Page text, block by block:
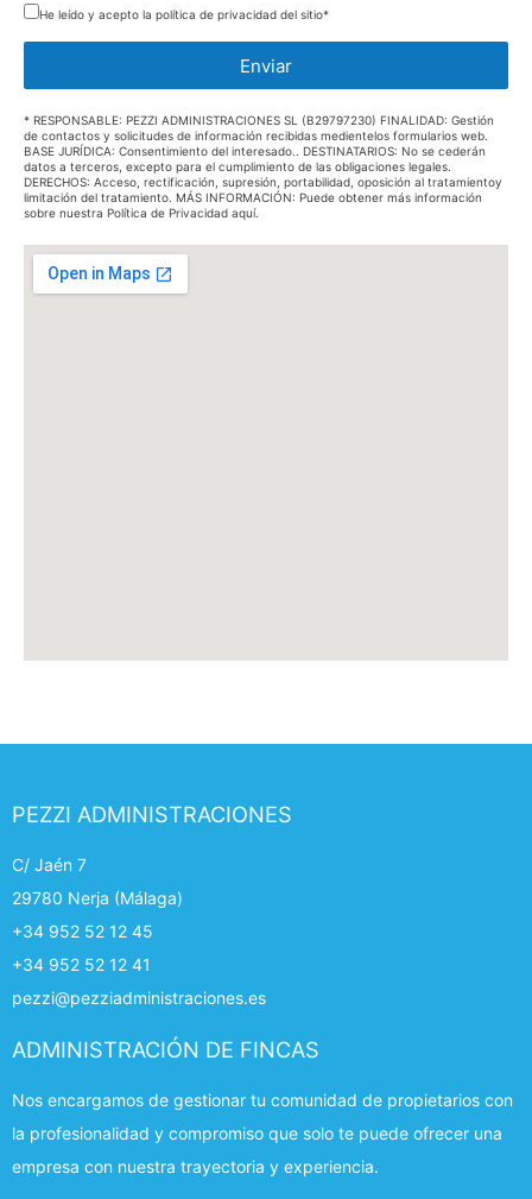
He leído y acepto la política de privacidad del sitio*
Enviar
* RESPONSABLE: PEZZI ADMINISTRACIONES SL (B29797230) FINALIDAD: Gestión
de contactos y solicitudes de información recibidas medientelos formularios web.
BASE JURÍDICA: Consentimiento del interesado.. DESTINATARIOS: No se cederán
datos a terceros, excepto para el cumplimiento de las obligaciones legales.
DERECHOS: Acceso, rectificación, supresión, portabilidad, oposición al tratamientoy
limitación del tratamiento. MÁS INFORMACIÓN: Puede obtener más información
sobre nuestra Política de Privacidad aquí.
PEZZI ADMINISTRACIONES
C/ Jaén 7
29780 Nerja (Málaga)
+34 952 52 12 45
+34 952 52 12 41
pezzi@pezziadministraciones.es
ADMINISTRACIÓN DE FINCAS
Nos encargamos de gestionar tu comunidad de propietarios con
la profesionalidad y compromiso que solo te puede ofrecer una
empresa con nuestra trayectoria y experiencia.